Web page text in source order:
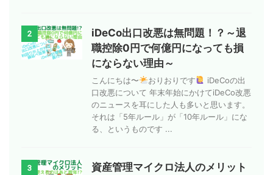
2
iDeCo出口改悪は無問題！？～退
職控除0円で何億円になっても損
にならない理由～
こんにちは〜 おりおりです
iDeCoの出
口改悪について 年末年始にかけてiDeCo改悪
のニュースを耳にした人も多いと思います。
それは「5年ルール」が「10年ルール」にな
る、というものです ...
3
資産管理マイクロ法人のメリット